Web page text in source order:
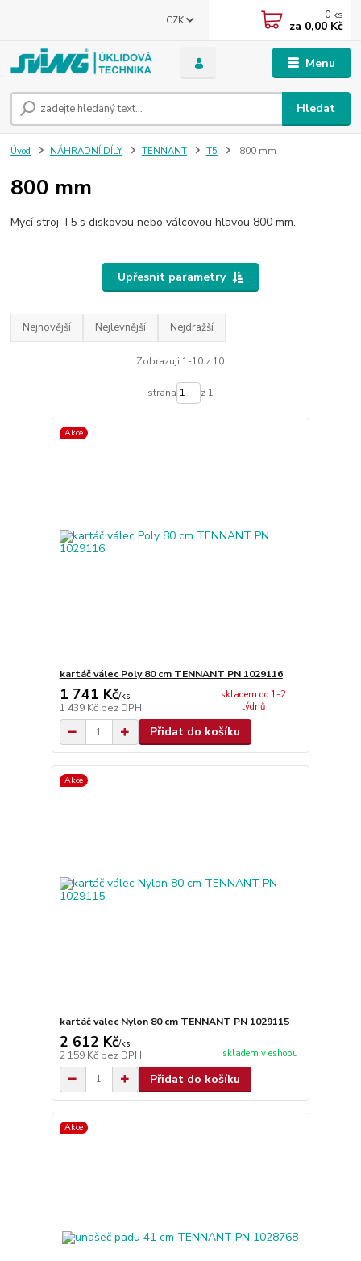
Menu
CZK
Hledat
0 ks
za 0,00 Kč
Úvod NÁHRADNÍ DÍLY TENNANT T5 800 mm
800 mm
Mycí stroj T5 s diskovou nebo válcovou hlavou 800 mm.
Upřesnit parametry
Nejnovější Nejlevnější Nejdražší
Zobrazuji 1-10 z 10
strana z 1
Akce
kartáč válec Poly 80 cm TENNANT PN 1029116
1 741 Kč/ks
1 439 Kč bez DPH
skladem do 1-2
týdnů
Přidat do košíku
Akce
kartáč válec Nylon 80 cm TENNANT PN 1029115
2 612 Kč/ks
2 159 Kč bez DPH skladem v eshopu
Přidat do košíku
Akce